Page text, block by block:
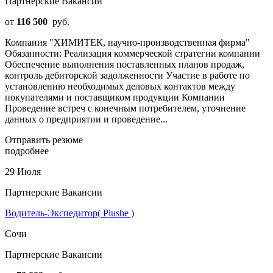
от 116 500 руб.
Компания "ХИМИТЕК, научно-производственная фирма"
Обязанности: Реализация коммерческой стратегии компании
Обеспечение выполнения поставленных планов продаж,
контроль дебиторской задолженности Участие в работе по
установлению необходимых деловых контактов между
покупателями и поставщиком продукции Компании
Проведение встреч с конечным потребителем, уточнение
данных о предприятии и проведение...
Отправить резюме
подробнее
29 Июля
Партнерские Вакансии
Водитель-Экспедитор( Plushe )
Сочи
Партнерские Вакансии